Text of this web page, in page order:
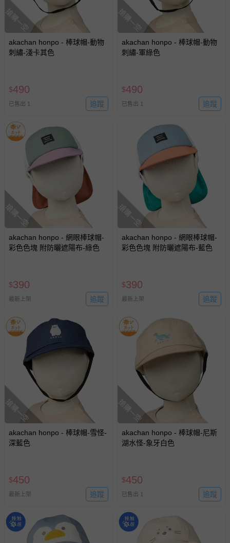
搶購一空
akachan honpo - 棒球帽-動物
刺繡-淺卡其色
$490
已售出 1 追蹤
搶購一空
akachan honpo - 棒球帽-動物
刺繡-軍綠色
$490
已售出 1 追蹤
搶購一空
akachan honpo - 網眼棒球帽-
彩色色塊 附防曬遮陽布-綠色
$390
最新上架 追蹤
搶購一空
akachan honpo - 網眼棒球帽-
彩色色塊 附防曬遮陽布-藍色
$390
最新上架 追蹤
搶購一空
akachan honpo - 棒球帽-雪怪-
深藍色
$450
最新上架 追蹤
搶購一空
akachan honpo - 棒球帽-尼斯
湖水怪-象牙白色
$450
已售出 1 追蹤